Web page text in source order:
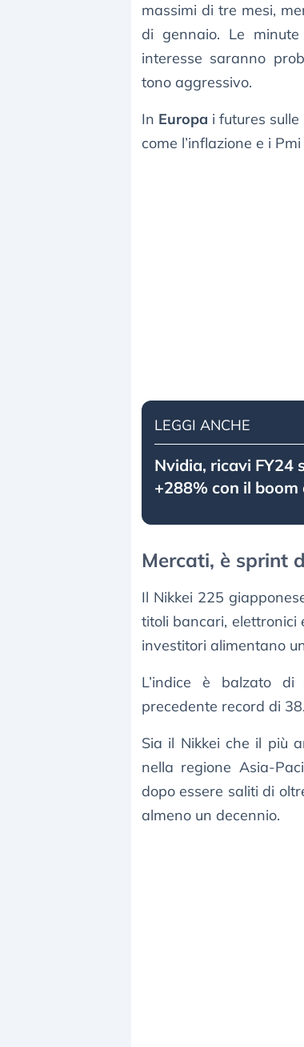
massimi di tre mesi,
di gennaio. Le
interesse saranno
tono aggressivo.
In Europa i futures
come l’inflazione e i
LEGGI ANCHE
Nvidia, ricavi FY24
+288% con il boom
Mercati, è sprint
Il Nikkei 225
titoli bancari, elettronici
investitori alimentano
L’indice è balzato
precedente record di
Sia il Nikkei che il più
nella regione Asia-
dopo essere saliti di
almeno un decennio.